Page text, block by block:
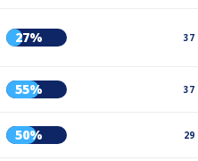
27% 37
55% 37
50% 29